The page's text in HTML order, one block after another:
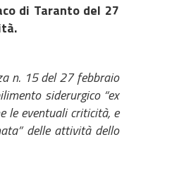
di Taranto del 27
n. 15 del 27 febbraio
siderurgico “ex
le eventuali criticità, e
delle attività dello